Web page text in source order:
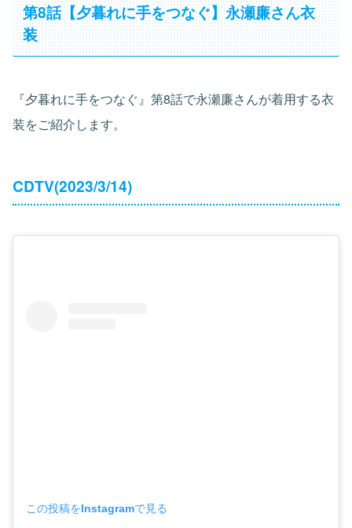
第8話【夕暮れに手をつなぐ】永瀬廉さん衣
装
『夕暮れに手をつなぐ』第8話で永瀬廉さんが着用する衣
装をご紹介します。
CDTV(2023/3/14)
この投稿をInstagramで見る